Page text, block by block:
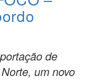
de
um novo